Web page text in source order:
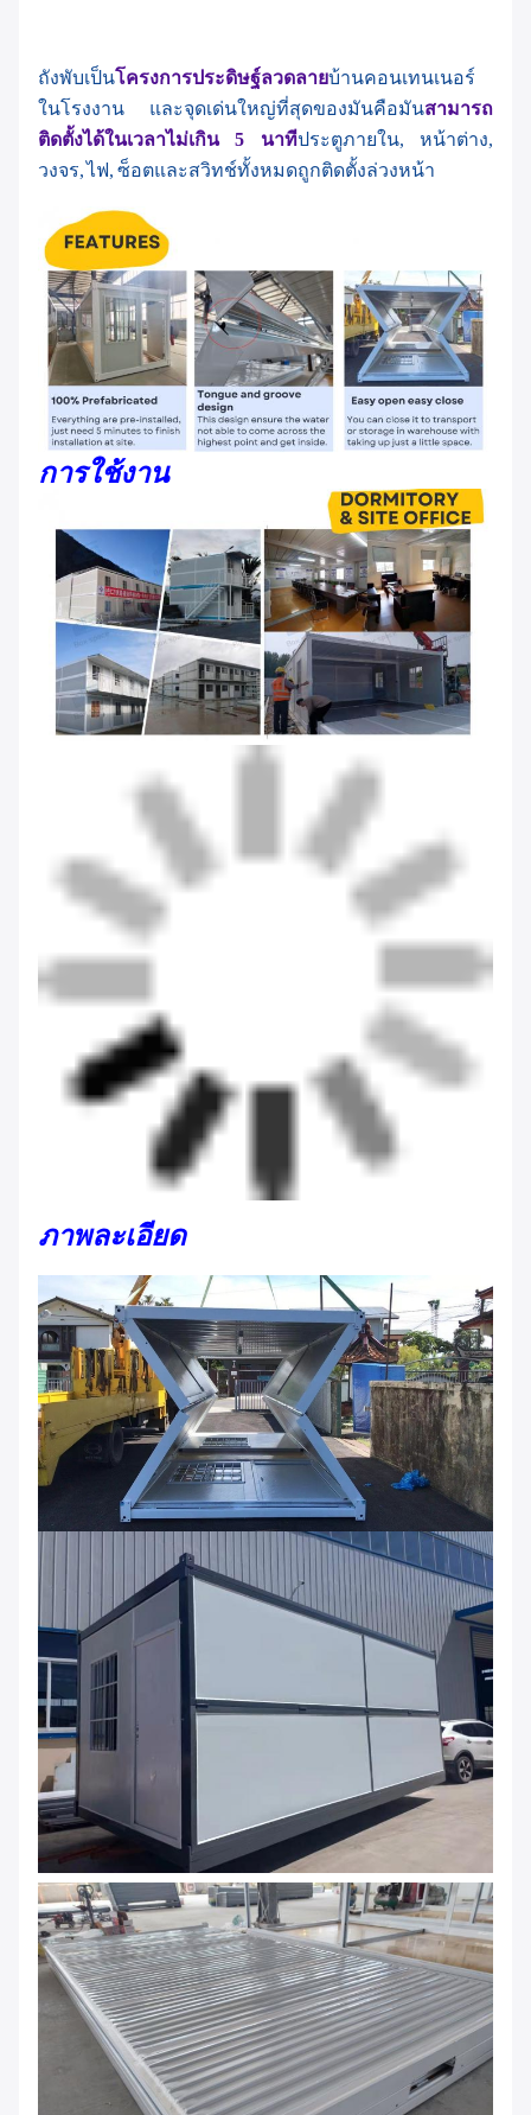
ถังพับเป็นโครงการประดิษฐ์ลวดลายบ้านคอนเทนเนอร์
ในโรงงาน และจุดเด่นใหญ่ที่สุดของมันคือมันสามารถ
ติดตั้งได้ในเวลาไม่เกิน 5 นาทีประตูภายใน, หน้าต่าง,
วงจร, ไฟ, ซ็อตและสวิทช์ทั้งหมดถูกติดตั้งล่วงหน้า
การใช้งาน
ภาพละเอียด